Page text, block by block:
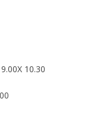
10.30